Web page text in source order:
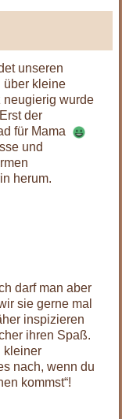
unseren
über kleine
neugierig wurde
der
für Mama
und
herum.
darf man aber
sie gerne mal
inspizieren
ihren Spaß.
kleiner
nach, wenn du
kommst“!